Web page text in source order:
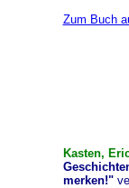
Zum Buch
Kasten,
merken!"